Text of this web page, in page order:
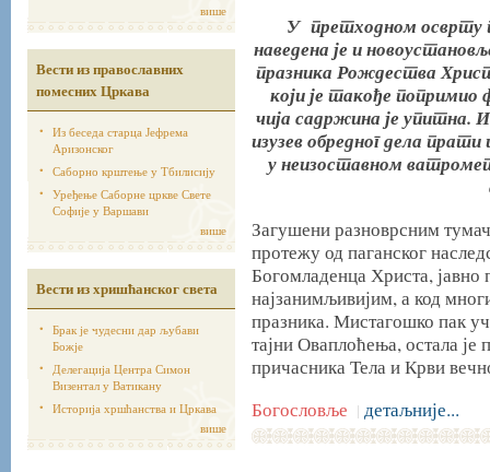
више
Вести из православних
помесних Цркава
Из беседа старца Јефрема
Аризонског
Саборно крштење у Тбилисију
Уређење Саборне цркве Свете
Софије у Варшави
више
Вести из хришћанског света
Брак је чудесни дар љубави
Божје
Делегација Центра Симон
Визентал у Ватикану
Историја хршћанства и Цркава
више
У претходном осврту
наведена је и
празника Рождества
који је такође попримио
чија садржина је упитна.
изузев обредног дела
у неизоставном
Загушени разноврсним
протежу од паганског
Богомладенца Христа, јавно
најзанимљивијим, а код
празника. Мистагошко пак
тајни Оваплоћења, остала је
причасника Тела и Крви
Богословље | детаљније...